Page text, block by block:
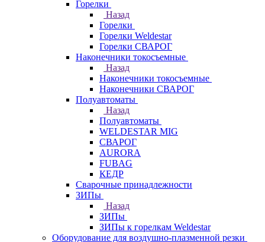
Горелки
Назад
Горелки
Горелки Weldestar
Горелки СВАРОГ
Наконечники токосъемные
Назад
Наконечники токосъемные
Наконечники СВАРОГ
Полуавтоматы
Назад
Полуавтоматы
WELDESTAR MIG
СВАРОГ
AURORA
FUBAG
КЕДР
Сварочные принадлежности
ЗИПы
Назад
ЗИПы
ЗИПы к горелкам Weldestar
Оборудование для воздушно-плазменной резки